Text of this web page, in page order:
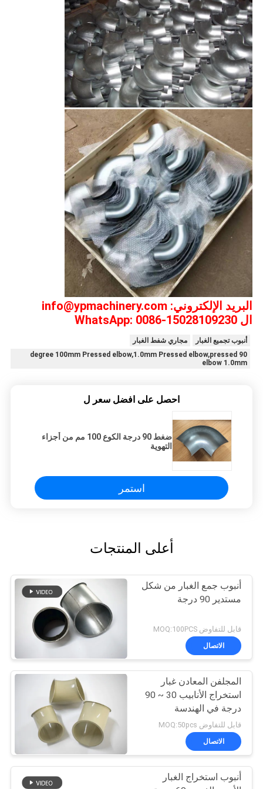
البريد الإلكتروني: info@ypmachinery.com
ال WhatsApp: 0086-15028109230
أنبوب تجميع الغبار
مجاري شفط الغبار
90 degree 100mm Pressed elbow,1.0mm Pressed elbow,pressed
elbow 1.0mm
احصل على افضل سعر ل
ضغط 90 درجة الكوع 100 مم من أجزاء
التهوية
استمر
أعلى المنتجات
أنبوب جمع الغبار من شكل
مستدير 90 درجة
قابل للتفاوض MOQ:100PCS
الاتصال
المجلفن المعادن غبار
استخراج الأنابيب 30 ~ 90
درجة في الهندسة
الكيميائية الغبار
قابل للتفاوض MOQ:50pcs
الاتصال
أنبوب استخراج الغبار